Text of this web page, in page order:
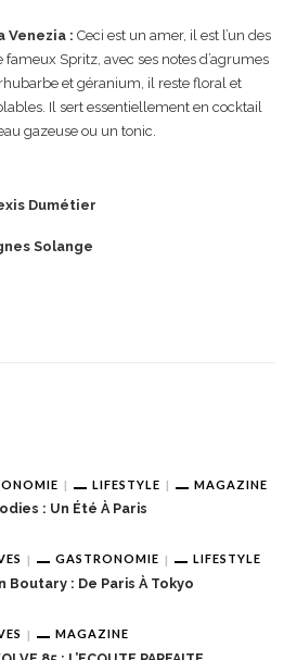
Venezia : Ceci est un amer, il est l’un des
Spritz, avec ses notes d’agrumes
et géranium, il reste floral et
Il sert essentiellement en cocktail
gazeuse ou un tonic.
Dumétier
Solange
LIFESTYLE MAGAZINE
: Un Été À Paris
GASTRONOMIE LIFESTYLE
Boutary : De Paris À Tokyo
MAGAZINE